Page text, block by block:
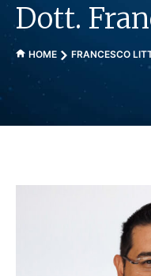
Dott.
HOME FRANCESCO